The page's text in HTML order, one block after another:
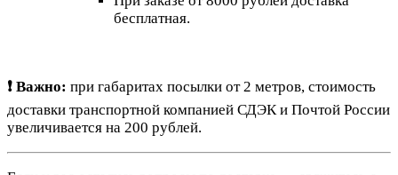
бесплатная.
❗ Важно: при габаритах посылки от 2 метров, стоимость
доставки транспортной компанией СДЭК и Почтой России
увеличивается на 200 рублей.